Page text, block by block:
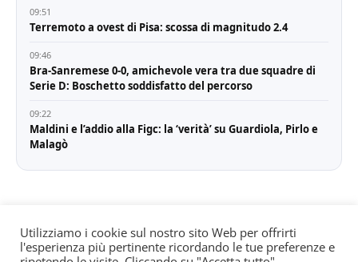
09:51
Terremoto a ovest di Pisa: scossa di magnitudo 2.4
09:46
Bra-Sanremese 0-0, amichevole vera tra due squadre di
Serie D: Boschetto soddisfatto del percorso
09:22
Maldini e l’addio alla Figc: la ‘verità’ su Guardiola, Pirlo e
Malagò
© All rights reserved. Quotidiano registrato all'albo dei
Utilizziamo i cookie sul nostro sito Web per offrirti
l'esperienza più pertinente ricordando le tue preferenze e